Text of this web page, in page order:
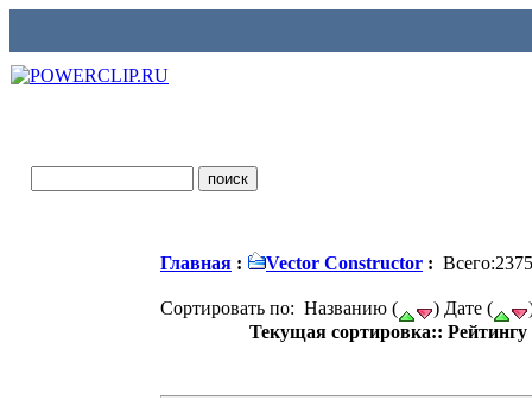
Главная : Vector Constructor : Всего:2375
Сортировать по: Названию ( ) Дате (
Текущая сортировка::